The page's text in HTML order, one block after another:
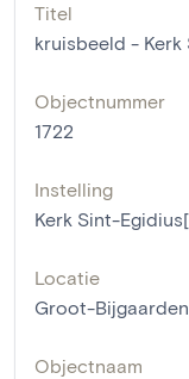
Titel
kruisbeeld -
Objectnummer
1722
Instelling
Kerk Sint-
Locatie
Groot-Bijgaarden
Objectnaam